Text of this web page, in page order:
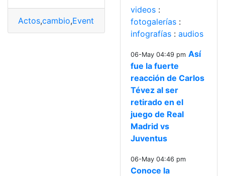
Actos,cambio,Eventos ,Quito
videos :
fotogalerías :
infografías : audios
06-May 04:49 pm Así
fue la fuerte
reacción de Carlos
Tévez al ser
retirado en el
juego de Real
Madrid vs
Juventus
06-May 04:46 pm
Conoce la